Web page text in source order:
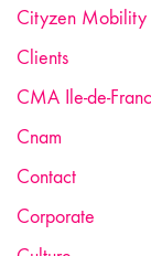
Cityzen Mobility
Clients
CMA Ile-de-
Cnam
Contact
Corporate